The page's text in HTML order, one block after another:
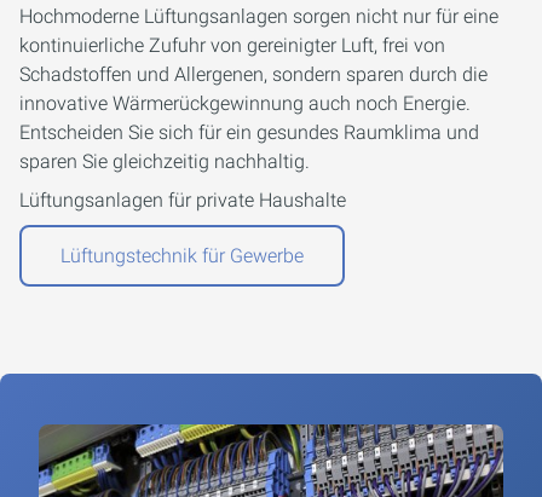
Hochmoderne Lüftungsanlagen sorgen nicht nur für eine
kontinuierliche Zufuhr von gereinigter Luft, frei von
Schadstoffen und Allergenen, sondern sparen durch die
innovative Wärmerückgewinnung auch noch Energie.
Entscheiden Sie sich für ein gesundes Raumklima und
sparen Sie gleichzeitig nachhaltig.
Lüftungsanlagen für private Haushalte
Lüftungstechnik für Gewerbe